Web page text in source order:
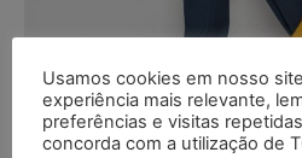
Usamos cookies em nosso
experiência mais relevante,
preferências e visitas
concorda com a utilização de